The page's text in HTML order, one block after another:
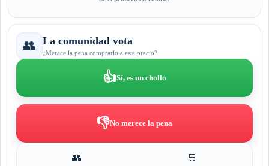
👥 La comunidad vota
¿Merece la pena comprarlo a este precio?
👍Sí, es un chollo
👎No merece la pena
👥 🛒